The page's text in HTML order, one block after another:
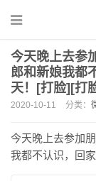
今天晚上去参
郎和新娘我都
天！[打脸][打
2020-10-11 分类：
今天晚上去参加
我都不认识，回